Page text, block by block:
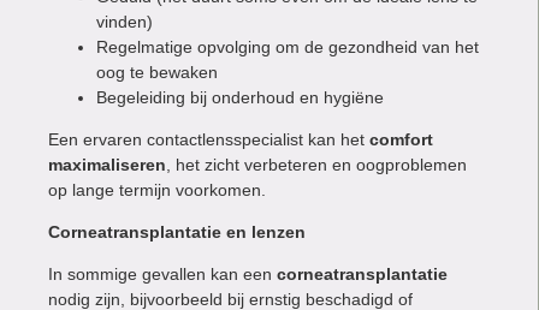
vinden)
Regelmatige opvolging om de gezondheid van het
oog te bewaken
Begeleiding bij onderhoud en hygiëne
Een ervaren contactlensspecialist kan het comfort
maximaliseren , het zicht verbeteren en oogproblemen
op lange termijn voorkomen.
Corneatransplantatie en lenzen
In sommige gevallen kan een corneatransplantatie
nodig zijn, bijvoorbeeld bij ernstig beschadigd of